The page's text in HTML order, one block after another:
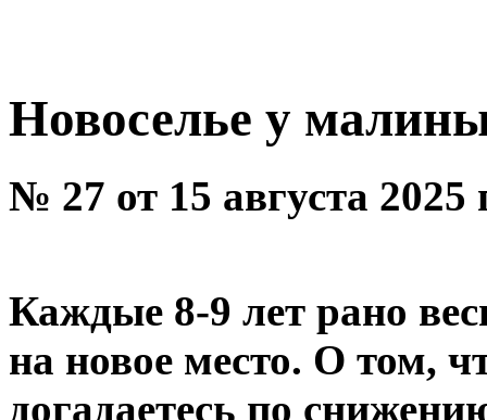
Новоселье у
№ 27 от 15 августа 2025
Каждые 8-9 лет рано
на новое место. О том,
догадаетесь по